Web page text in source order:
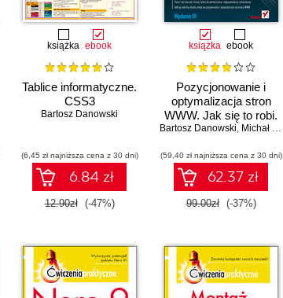
książka ebook
Tablice informatyczne.
CSS3
Bartosz Danowski
(6,45 zł najniższa cena z 30 dni)
6.84 zł
12.90zł (-47%)
książka ebook
Pozycjonowanie i
optymalizacja stron
WWW. Jak się to robi.
Wydanie III
Bartosz Danowski, Michał Makaruk
(59,40 zł najniższa cena z 30 dni)
62.37 zł
99.00zł (-37%)